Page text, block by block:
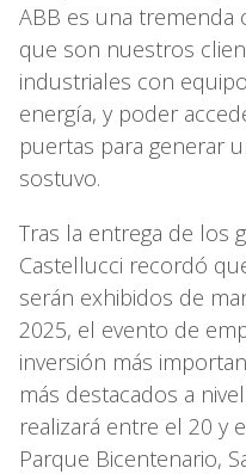
ABB es una tremenda
que son nuestros
industriales con
energía, y poder
puertas para generar
sostuvo.
Tras la entrega de los
Castellucci recordó
serán exhibidos de
2025, el evento de
inversión más
más destacados a
realizará entre el 20 y
Parque Bicentenario,